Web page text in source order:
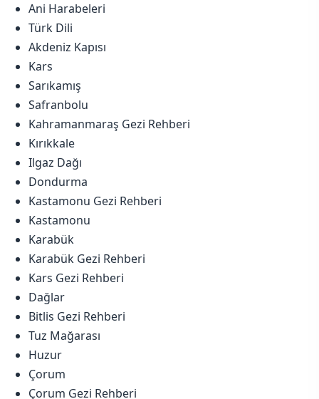
Ani Harabeleri
Türk Dili
Akdeniz Kapısı
Kars
Sarıkamış
Safranbolu
Kahramanmaraş Gezi Rehberi
Kırıkkale
Ilgaz Dağı
Dondurma
Kastamonu Gezi Rehberi
Kastamonu
Karabük
Karabük Gezi Rehberi
Kars Gezi Rehberi
Dağlar
Bitlis Gezi Rehberi
Tuz Mağarası
Huzur
Çorum
Çorum Gezi Rehberi